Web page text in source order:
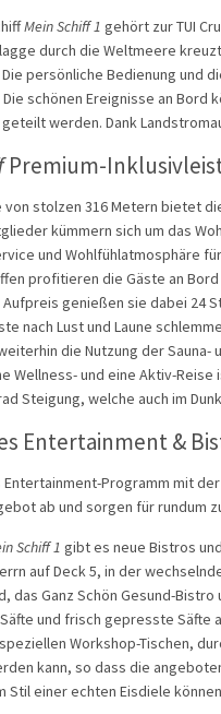
Mein Schiff 1 gehört zur TUI
durch die Weltmeere
persönliche Bedienung und
schönen Ereignisse an
geteilt werden. Dank
Premium-
von stolzen 316 Metern bietet
kümmern sich um das
und Wohlfühlatmosphäre
profitieren die Gäste an
genießen sie dabei 24
nach Lust und Laune
die Nutzung der
Wellness- und eine Aktiv-
Steigung, welche auch im
Entertainment &
Programm mit
ab und sorgen für rundum
Schiff 1 gibt es neue Bistros
auf Deck 5, in der
das Ganz Schön Gesund-
und frisch gepresste
Workshop-Tischen,
kann, so dass die
Stil einer echten Eisdiele